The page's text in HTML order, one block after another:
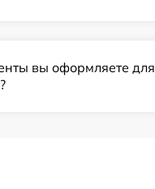
вы оформляете для